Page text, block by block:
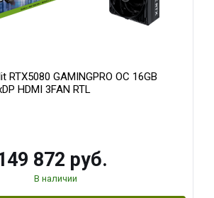
RTX5080 GAMINGPRO OC 16GB
HDMI 3FAN RTL
872 руб.
В наличии